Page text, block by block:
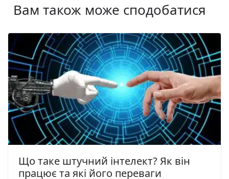
Вам також може сподобатися
Що таке штучний інтелект? Як він
працює та які його переваги